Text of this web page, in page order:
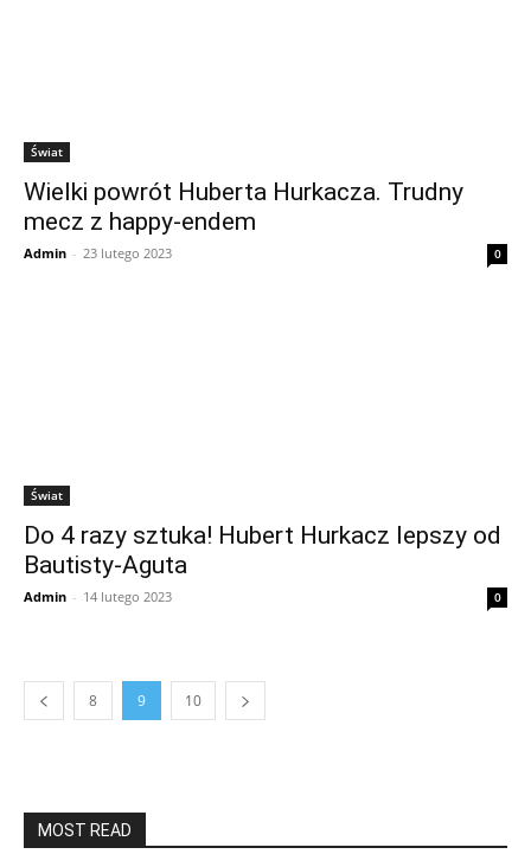
Świat
Wielki powrót Huberta Hurkacza. Trudny
mecz z happy-endem
Admin - 23 lutego 2023 0
Świat
Do 4 razy sztuka! Hubert Hurkacz lepszy od
Bautisty-Aguta
Admin - 14 lutego 2023 0
8 9 10
MOST READ